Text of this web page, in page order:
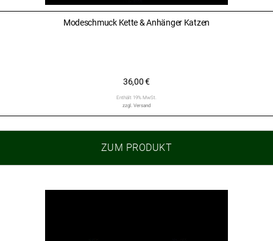
Modeschmuck Kette & Anhänger Katzen
36,00€
Enthält 19% MwSt.
zzgl. Versand
ZUM PRODUKT